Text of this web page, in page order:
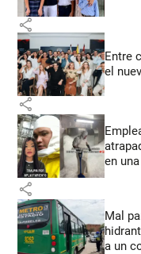
share
Entre
el
share
en
share
Mal
a un